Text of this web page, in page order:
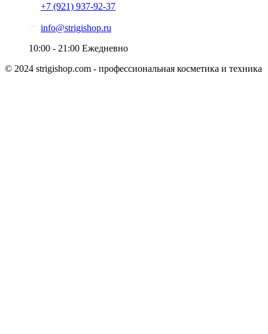
+7 (921) 937-92-37
info@strigishop.ru
10:00 - 21:00 Ежедневно
© 2024 strigishop.com - профессиональная косметика и техника